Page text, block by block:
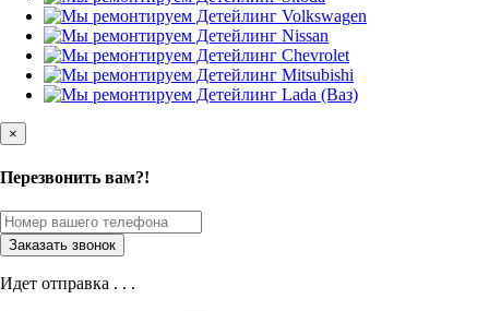
×
Перезвонить вам?!
Идет отправка . . .